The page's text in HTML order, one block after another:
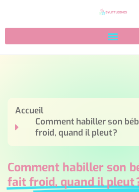
Accueil
Comment habiller son
froid, quand il pleut ?
Comment habiller son
fait froid, quand il pleut